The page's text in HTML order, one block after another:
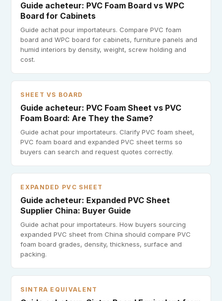
Guide acheteur: PVC Foam Board vs WPC
Board for Cabinets
Guide achat pour importateurs. Compare PVC foam
board and WPC board for cabinets, furniture panels and
humid interiors by density, weight, screw holding and
cost.
SHEET VS BOARD
Guide acheteur: PVC Foam Sheet vs PVC
Foam Board: Are They the Same?
Guide achat pour importateurs. Clarify PVC foam sheet,
PVC foam board and expanded PVC sheet terms so
buyers can search and request quotes correctly.
EXPANDED PVC SHEET
Guide acheteur: Expanded PVC Sheet
Supplier China: Buyer Guide
Guide achat pour importateurs. How buyers sourcing
expanded PVC sheet from China should compare PVC
foam board grades, density, thickness, surface and
packing.
SINTRA EQUIVALENT